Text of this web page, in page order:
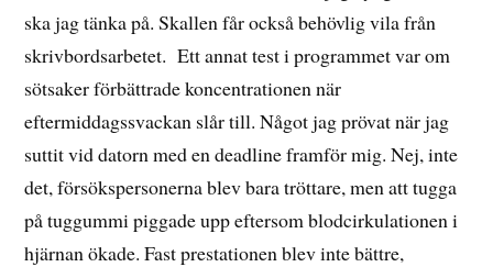
ska jag tänka på. Skallen får också behövlig vila från
skrivbordsarbetet. Ett annat test i programmet var om
sötsaker förbättrade koncentrationen när
eftermiddagssvackan slår till. Något jag prövat när jag
suttit vid datorn med en deadline framför mig. Nej, inte
det, försökspersonerna blev bara tröttare, men att tugga
på tuggummi piggade upp eftersom blodcirkulationen i
hjärnan ökade. Fast prestationen blev inte bättre,